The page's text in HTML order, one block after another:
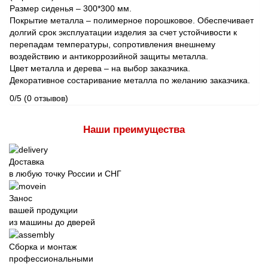
Размер сиденья – 300*300 мм.
Покрытие металла – полимерное порошковое. Обеспечивает
долгий срок эксплуатации изделия за счет устойчивости к
перепадам температуры, сопротивления внешнему
воздействию и антикоррозийной защиты металла.
Цвет металла и дерева – на выбор заказчика.
Декоративное состаривание металла по желанию заказчика.
0/5 (0 отзывов)
Наши преимущества
Доставка
в любую точку России и СНГ
Занос
вашей продукции
из машины до дверей
Сборка и монтаж
профессиональными